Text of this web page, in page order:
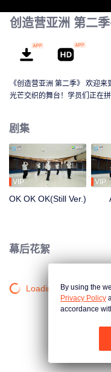
创造营亚洲 第二
《创造营亚洲 第二季》 欢迎
光芒交织的舞台！学员们正在
剧集
VIP
OK OK OK(Still Ver.)
VIP
幕后花絮
Loading…By using the
Privacy Policy
accordance